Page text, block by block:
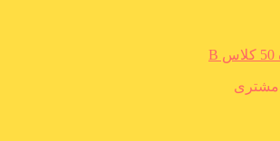
مشتری